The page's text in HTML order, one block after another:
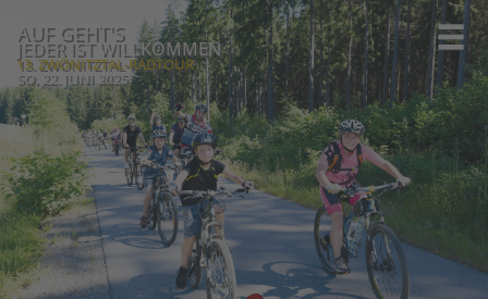
AUF GEHT'S
JEDER IST WILLKOMMEN
13. ZWÖNITZTAL-RADTOUR
SO, 22. JUNI 2025